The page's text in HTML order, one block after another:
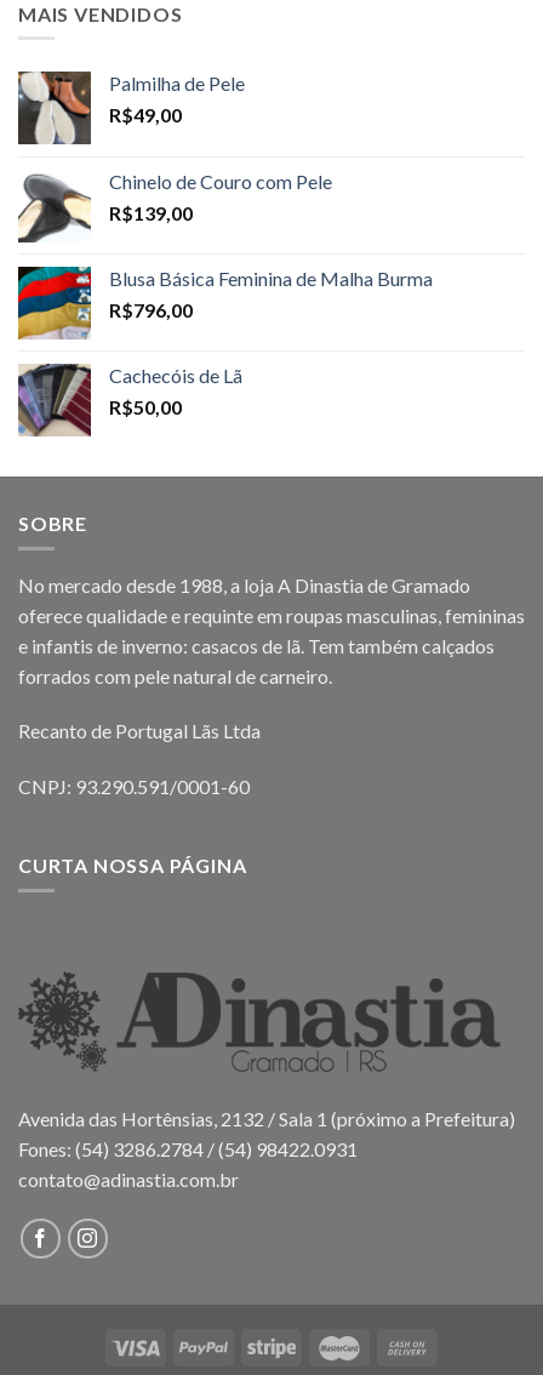
MAIS VENDIDOS
Palmilha de Pele
R$49,00
Chinelo de Couro com Pele
R$139,00
Blusa Básica Feminina de Malha Burma
R$796,00
Cachecóis de Lã
R$50,00
SOBRE
No mercado desde 1988, a loja A Dinastia de Gramado
oferece qualidade e requinte em roupas masculinas, femininas
e infantis de inverno: casacos de lã. Tem também calçados
forrados com pele natural de carneiro.
Recanto de Portugal Lãs Ltda
CNPJ: 93.290.591/0001-60
CURTA NOSSA PÁGINA
Avenida das Hortênsias, 2132 / Sala 1 (próximo a Prefeitura)
Fones: (54) 3286.2784 / (54) 98422.0931
contato@adinastia.com.br